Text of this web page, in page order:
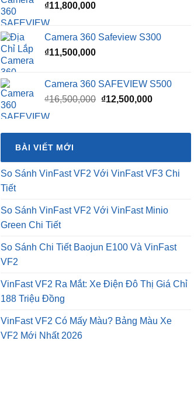
₫11,800,000
Camera 360 Safeview S300
₫11,500,000
Camera 360 SAFEVIEW S500
₫16,500,000 Giá
₫16,500,000.
₫12,500,000Giá
là:
BÀI VIẾT MỚI
So Sánh VinFast VF2 Với VinFast VF3 Chi
Tiết
So Sánh VinFast VF2 Với VinFast Minio
Green Chi Tiết
So Sánh Chi Tiết Baojun E100 Và VinFast
VF2
VinFast VF2 Ra Mắt: Xe Điện Đô Thị Giá Chỉ
188 Triệu Đồng
VinFast VF2 Có Mấy Màu? Bảng Màu Xe
VF2 Mới Nhất 2026